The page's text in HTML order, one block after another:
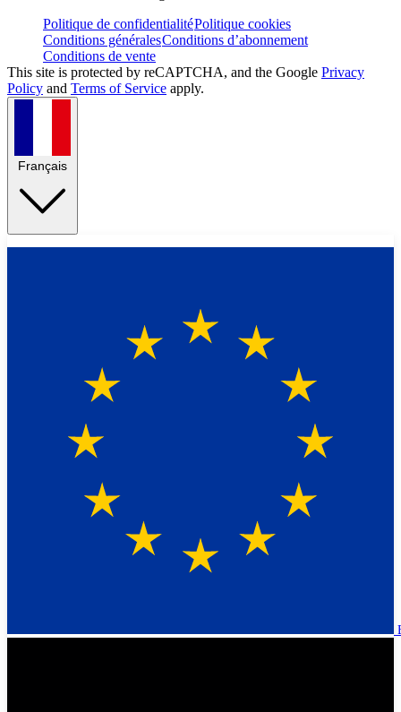
Politique de confidentialitéPolitique cookies
Conditions généralesConditions d’abonnement
Conditions de vente
This site is protected by reCAPTCHA, and the Google Privacy
Policy and Terms of Service apply.
Français